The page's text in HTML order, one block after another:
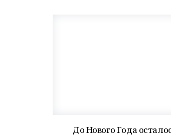
До Нового Года